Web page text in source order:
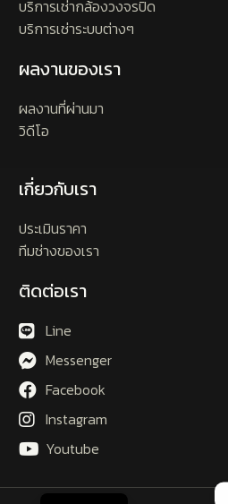
บริการเช่ากล้องวงจรปิด
บริการเช่าระบบต่างๆ
ผลงานของเรา
ผลงานที่ผ่านมา
วิดีโอ
เกี่ยวกับเรา
ประเมินราคา
ทีมช่างของเรา
ติดต่อเรา
Line
Messenger
Facebook
Instagram
Youtube